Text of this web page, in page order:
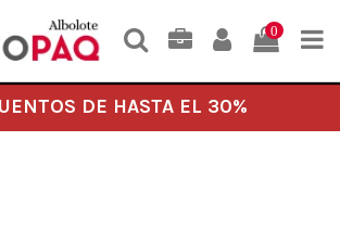
0
DE HASTA EL 30%